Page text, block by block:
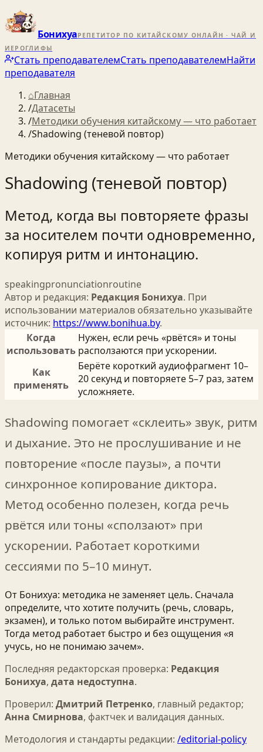
БонихуаРЕПЕТИТОР ПО КИТАЙСКОМУ ОНЛАЙН · ЧАЙ И
ИЕРОГЛИФЫ
Стать преподавателемСтать преподавателемНайти
преподавателя
⌂Главная
/Датасеты
/Методики обучения китайскому — что работает
/Shadowing (теневой повтор)
Методики обучения китайскому — что работает
Shadowing (теневой повтор)
Метод, когда вы повторяете фразы
за носителем почти одновременно,
копируя ритм и интонацию.
speakingpronunciationroutine
Автор и редакция: Редакция Бонихуа. При
использовании материалов обязательно указывайте
источник: https://www.bonihua.by.
Когда
использовать
Нужен, если речь «рвётся» и тоны
расползаются при ускорении.
Как
применять
Берёте короткий аудиофрагмент 10–
20 секунд и повторяете 5–7 раз, затем
усложняете.
Shadowing помогает «склеить» звук, ритм
и дыхание. Это не прослушивание и не
повторение «после паузы», а почти
синхронное копирование диктора.
Метод особенно полезен, когда речь
рвётся или тоны «сползают» при
ускорении. Работает короткими
сессиями по 5–10 минут.
От Бонихуа: методика не заменяет цель. Сначала
определите, что хотите получить (речь, словарь,
экзамен), и только потом выбирайте инструмент.
Тогда метод работает быстро и без ощущения «я
учусь, но не понимаю зачем».
Последняя редакторская проверка: Редакция
Бонихуа, дата недоступна.
Проверил: Дмитрий Петренко, главный редактор;
Анна Смирнова, фактчек и валидация данных.
Методология и стандарты редакции: /editorial-policy